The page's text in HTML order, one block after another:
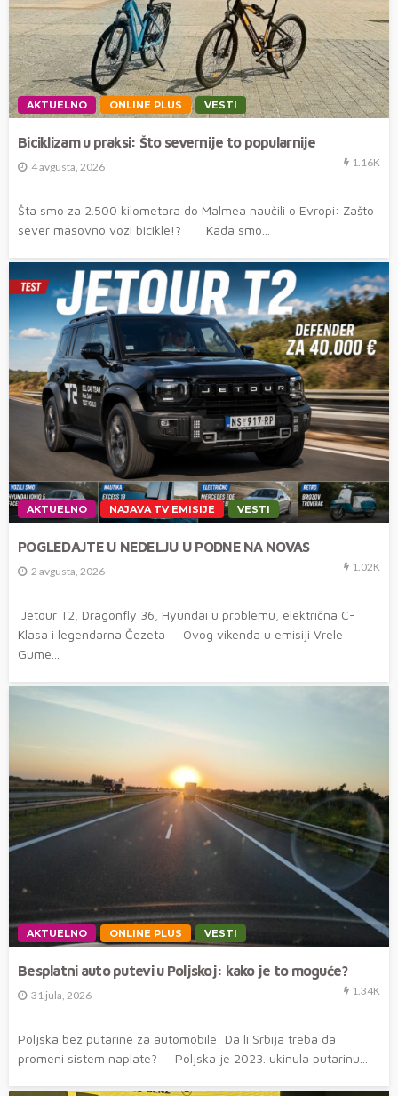
AKTUELNO ONLINE PLUS VESTI
Biciklizam u praksi: Što severnije to popularnije
4 avgusta, 2026 1.16K
Šta smo za 2.500 kilometara do Malmea naučili o Evropi: Zašto
sever masovno vozi bicikle!? Kada smo...
AKTUELNO NAJAVA TV EMISIJE VESTI
POGLEDAJTE U NEDELJU U PODNE NA NOVAS
2 avgusta, 2026 1.02K
Jetour T2, Dragonfly 36, Hyundai u problemu, električna C-
Klasa i legendarna Čezeta Ovog vikenda u emisiji Vrele
Gume...
AKTUELNO ONLINE PLUS VESTI
Besplatni auto putevi u Poljskoj: kako je to moguće?
31 jula, 2026 1.34K
Poljska bez putarine za automobile: Da li Srbija treba da
promeni sistem naplate? Poljska je 2023. ukinula putarinu...